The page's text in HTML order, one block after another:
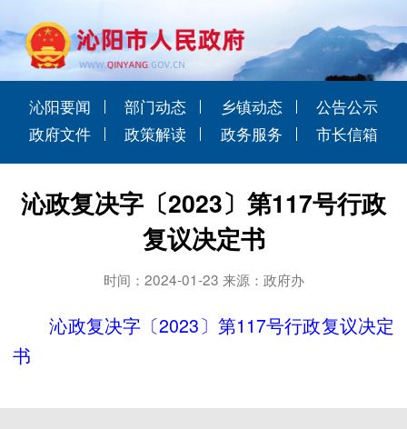
沁阳要闻 部门动态 乡镇动态
公告公示
政府文件
政策解读 政务服务 市长信箱
沁政复决字〔2023〕第117号行政
复议决定书
时间：2024-01-23 来源：政府办
沁政复决字〔2023〕第117号行政复议决定
书